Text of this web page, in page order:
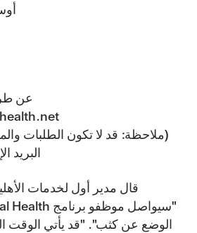
عن
(ملاحظة: قد لا تكون الطلبات
البريد
قال مدير أول لخدمات
الوضع عن كثب". "قد يأتي الوقت